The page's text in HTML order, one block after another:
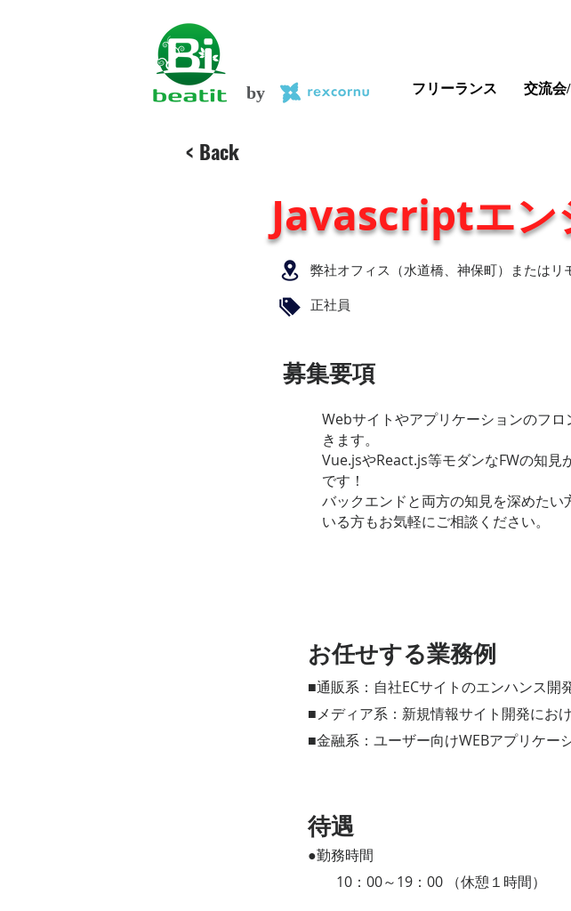
by フリーランス 交流会
< Back
Javascriptエン
弊社オフィス（水道橋、神保町）またはリ
正社員
​募集要項
Webサイトやアプリケーションのフ
きます。
Vue.jsやReact.js等モダンなFWの知見
です！
バックエンドと両方の知見を深めた
いる方もお気軽にご相談ください。
​お任せする業務例
■通販系：自社ECサイトのエンハンス開
■メディア系：新規情報サイト開発にお
■金融系：ユーザー向けWEBアプリケー
​待遇
●勤務時間
10：00～19：00 （休憩１時間）